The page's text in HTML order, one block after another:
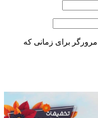
برای زمانی که